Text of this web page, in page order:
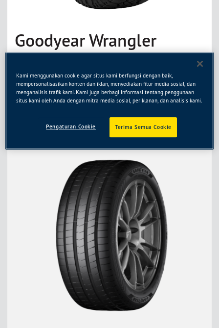
Goodyear Wrangler
DuraTrac RT
29 Oct 2025
Lebih jauh
Kami menggunakan cookie agar situs kami berfungsi dengan baik,
mempersonalisasikan konten dan iklan, menyediakan fitur media sosial, dan
menganalisis trafik kami. Kami juga berbagi informasi tentang penggunaan
situs kami oleh Anda dengan mitra media sosial, periklanan, dan analisis kami.
Terima Semua Cookie
Pengaturan Cookie